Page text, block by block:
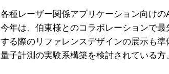
各種レーザー関係アプリケーション向け
今年は、伯東様とのコラボレーションで
する際のリファレンスデザインの展示も
量子計測の実験系構築を検討されている方